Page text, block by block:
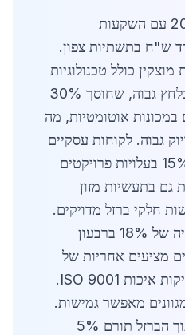
השוק צפוי לצמוח ב-2026 עם השקעות
2 מיליארד ש"ח בתשתיות צפון.
כולל טכנולוגיות
חדשות כמו חיתוך מים בלחץ גבוה, שחוסך 30%
אוטומטיות, מה
גבוה. לקוחות עסקיים
מדווחים על חיסכון של 15% בעלויות פרויקטים
גם בתעשיות מזון
חלקי ברזל מדויקים.
נתוני מכירות מראים עלייה של 18% ברבעון
2026. ספקים מציעים אחריות של
שנה על חיתוכים, עם בדיקות איכות ISO 9001.
מאפשר גמישות.
בקריית מוצקין, שוק חיתוך הברזל תורם 5%